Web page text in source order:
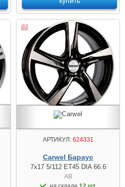
АРТИКУЛ:624331
Carwel Бараус
7x17 5/112 ET45 DIA 66.6
AB